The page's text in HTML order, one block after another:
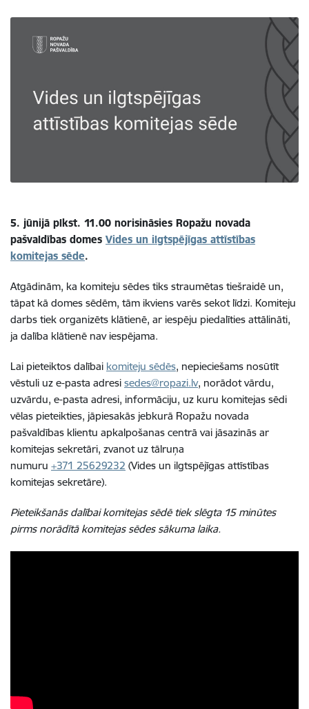
5. jūnijā plkst. 11.00 norisināsies Ropažu novada
pašvaldības domes Vides un ilgtspējīgas attīstības
komitejas sēde.
Atgādinām, ka komiteju sēdes tiks straumētas tiešraidē un,
tāpat kā domes sēdēm, tām ikviens varēs sekot līdzi. Komiteju
darbs tiek organizēts klātienē, ar iespēju piedalīties attālināti,
ja dalība klātienē nav iespējama.
Lai pieteiktos dalībai komiteju sēdēs, nepieciešams nosūtīt
vēstuli uz e-pasta adresi sedes@ropazi.lv, norādot vārdu,
uzvārdu, e-pasta adresi, informāciju, uz kuru komitejas sēdi
vēlas pieteikties, jāpiesakās jebkurā Ropažu novada
pašvaldības klientu apkalpošanas centrā vai jāsazinās ar
komitejas sekretāri, zvanot uz tālruņa
numuru +371 25629232 (Vides un ilgtspējīgas attīstības
komitejas sekretāre).
Pieteikšanās dalībai komitejas sēdē tiek slēgta 15 minūtes
pirms norādītā komitejas sēdes sākuma laika.